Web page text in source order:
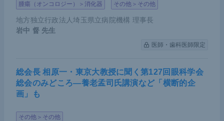
腫瘍（オンコロジー）＞消化器 その他＞その他
地方独立行政法人埼玉県立病院機構 理事長
岩中 督 先生
医師・歯科医師限定
総会長 相原一・東京大教授に聞く第127回眼科学会
総会のみどころ―養老孟司氏講演など「横断的企
画」も
その他＞その他